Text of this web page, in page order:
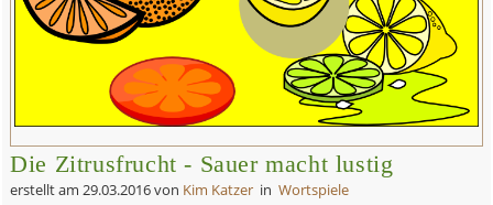
Die Zitrusfrucht - Sauer macht lustig
erstellt am29.03.2016von Kim Katzer inWortspiele